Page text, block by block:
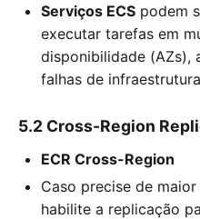
Serviços ECS podem
executar tarefas em
disponibilidade (AZs),
falhas de
5.2 Cross-Region
ECR Cross-Region
Caso precise de
habilite a replicação